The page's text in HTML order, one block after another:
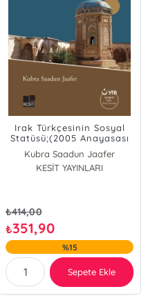
Irak Türkçesinin Sosyal
Statüsü;(2005 Anayasası
Sonrası Durumu)
Kubra Saadun Jaafer
KESİT YAYINLARI
₺414,00
₺351,90
%15
Sepete Ekle